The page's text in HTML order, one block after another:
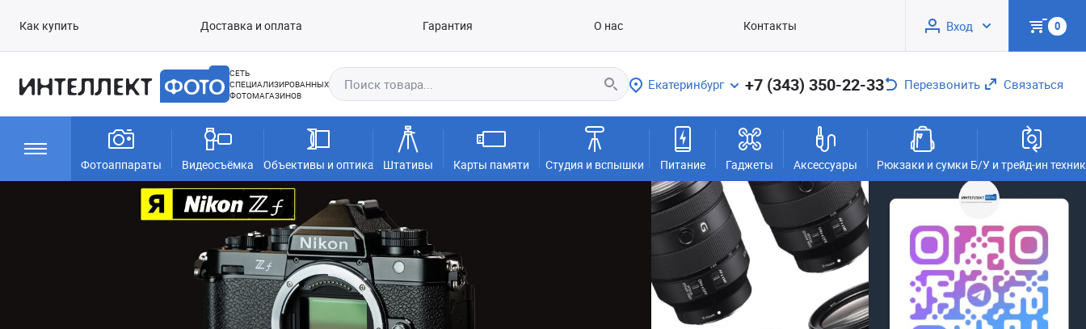
Как купить Доставка и оплата Гарантия О нас Контакты Вход 0
СЕТЬ
СПЕЦИАЛИЗИРОВАННЫХ
ФОТОМАГАЗИНОВ
Екатеринбург +7 (343) 350-22-33 Перезвонить Связаться
Фотоаппараты Видеосъёмка Объективы и оптика Штативы Карты памяти Студия и вспышки Питание Гаджеты Аксессуары Рюкзаки и сумки Б/У и трейд-ин